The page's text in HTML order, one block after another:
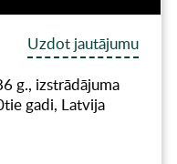
Uzdot jautājumu
g., izstrādājuma
gadi, Latvija